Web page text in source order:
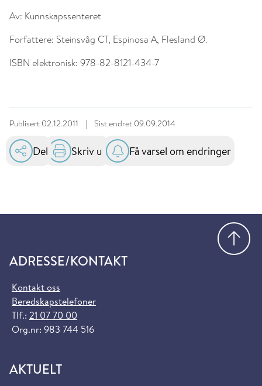
Av: Kunnskapssenteret
Forfattere: Steinsvåg CT, Espinosa A, Flesland Ø.
ISBN elektronisk: 978-82-8121-434-7
Publisert 02.12.2011 | Sist endret 09.09.2014
Del Skriv ut Få varsel om endringer
ADRESSE/KONTAKT
Kontakt oss
Beredskapstelefoner
Tlf.: 21 07 70 00
Org.nr: 983 744 516
AKTUELT